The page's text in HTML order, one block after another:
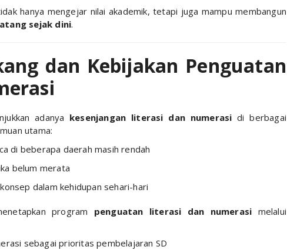
hanya mengejar nilai akademik, tetapi juga mampu membangun
sejak dini.
dan Kebijakan Penguatan
adanya kesenjangan literasi dan numerasi di berbagai
utama:
di beberapa daerah masih rendah
belum merata
dalam kehidupan sehari-hari
program penguatan literasi dan numerasi melalui
sebagai prioritas pembelajaran SD